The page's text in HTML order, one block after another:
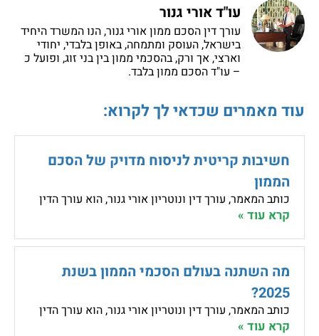
עו"ד אורי גנור
עורך דין הסכם ממון אורי גנור, הנו המשרד היחיד
בישראל, העוסק ומתמחה, באופן בלבדי, יחודי
וארצי, אך ורק, בהסכמי ממון בין בני זוג, ופועל כ
– עו"ד הסכם ממון בלבד.
עוד מאמרים שכדאי לך לקרוא:
חשיבות קריטית לניסוח מדויק של הסכם
הממון
כותב המאמר, עורך דין ונוטריון אורי גנור, הוא עורך הדין
קרא עוד »
מה השתנה בעולם הסכמי הממון בשנת
2025?
כותב המאמר, עורך דין ונוטריון אורי גנור, הוא עורך הדין
קרא עוד »